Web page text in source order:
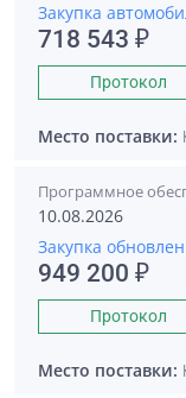
Закупка
718 543 ₽
Протокол
Место поставки:
Программное
10.08.2026
Закупка
949 200 ₽
Протокол
Место поставки: